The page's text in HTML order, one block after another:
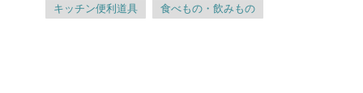
キッチン便利道具 食べもの・飲みもの